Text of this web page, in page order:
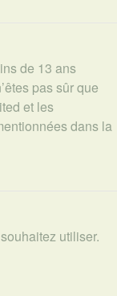
de 13 ans
pas sûr que
et les
dans la
utiliser.